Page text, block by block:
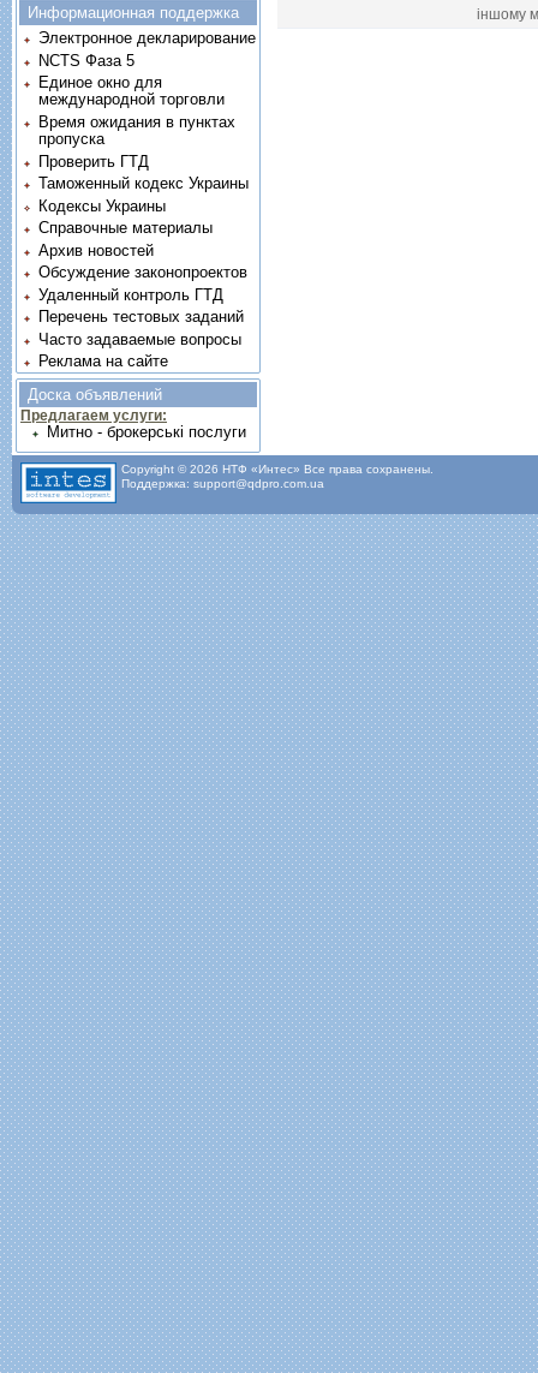
iншому
Информационная поддержка
Электронное декларирование
NCTS Фаза 5
Единое окно для
международной торговли
Время ожидания в пунктах
пропуска
Проверить ГТД
Таможенный кодекс Украины
Кодексы Украины
Справочные материалы
Архив новостей
Обсуждение законопроектов
Удаленный контроль ГТД
Перечень тестовых заданий
Часто задаваемые вопросы
Реклама на сайте
Доска объявлений
Предлагаем услуги:
Митно - брокерські послуги
Copyright © 2026 НТФ «Интес» Все права сохранены.
Поддержка: support@qdpro.com.ua